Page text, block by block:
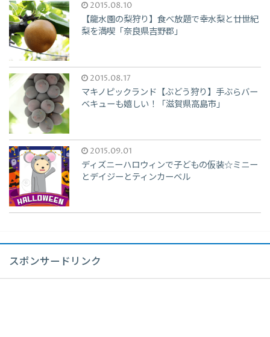
2015.08.10
【龍水園の梨狩り】食べ放題で幸水梨と廿世紀
梨を満喫「奈良県吉野郡」
2015.08.17
マキノピックランド【ぶどう狩り】手ぶらバー
ベキューも嬉しい！「滋賀県高島市」
2015.09.01
ディズニーハロウィンで子どもの仮装☆ミニー
とデイジーとティンカーベル
スポンサードリンク